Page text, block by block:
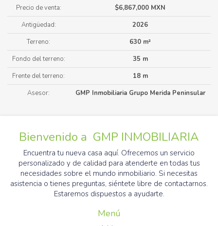
Precio de venta:
$6,867,000 MXN
Antigüedad:
2026
Terreno:
630 m²
Fondo del terreno:
35 m
Frente del terreno:
18 m
Asesor:
GMP Inmobiliaria Grupo Merida Peninsular
Bienvenido a GMP INMOBILIARIA
Encuentra tu nueva casa aquí. Ofrecemos un servicio
personalizado y de calidad para atenderte en todas tus
necesidades sobre el mundo inmobiliario. Si necesitas
asistencia o tienes preguntas, siéntete libre de contactarnos.
Estaremos dispuestos a ayudarte.
Menú